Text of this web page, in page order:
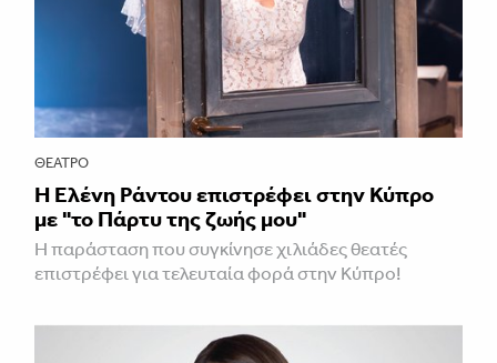
ΘΈΑΤΡΟ
H Ελένη Ράντου επιστρέφει στην Κύπρο
με "το Πάρτυ της ζωής μου"
Η παράσταση που συγκίνησε χιλιάδες θεατές
επιστρέφει για τελευταία φορά στην Κύπρο!